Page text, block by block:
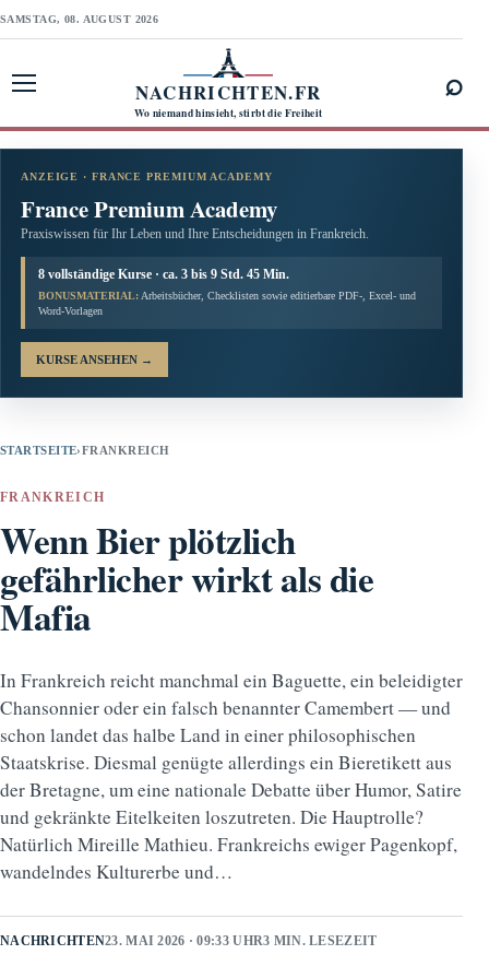
SAMSTAG, 08. AUGUST 2026
NACHRICHTEN.FR
Wo niemand hinsieht, stirbt die Freiheit
⌕
ANZEIGE · FRANCE PREMIUM ACADEMY
France Premium Academy
Praxiswissen für Ihr Leben und Ihre Entscheidungen in Frankreich.
8 vollständige Kurse · ca. 3 bis 9 Std. 45 Min.
BONUSMATERIAL: Arbeitsbücher, Checklisten sowie editierbare PDF-, Excel- und
Word-Vorlagen
KURSE ANSEHEN →
STARTSEITE›FRANKREICH
FRANKREICH
Wenn Bier plötzlich
gefährlicher wirkt als die
Mafia
In Frankreich reicht manchmal ein Baguette, ein beleidigter
Chansonnier oder ein falsch benannter Camembert — und
schon landet das halbe Land in einer philosophischen
Staatskrise. Diesmal genügte allerdings ein Bieretikett aus
der Bretagne, um eine nationale Debatte über Humor, Satire
und gekränkte Eitelkeiten loszutreten. Die Hauptrolle?
Natürlich Mireille Mathieu. Frankreichs ewiger Pagenkopf,
wandelndes Kulturerbe und…
NACHRICHTEN23. MAI 2026 · 09:33 UHR3 MIN. LESEZEIT